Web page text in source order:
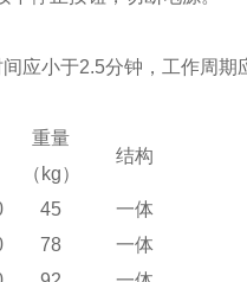
应小于2.5分钟，工作周期
重量
（kg）
结构
45
一体
78
一体